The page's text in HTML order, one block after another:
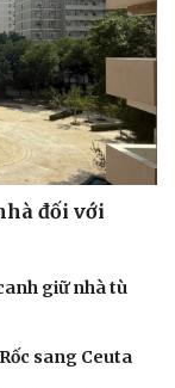
đối với
giữ nhà tù
sang Ceuta